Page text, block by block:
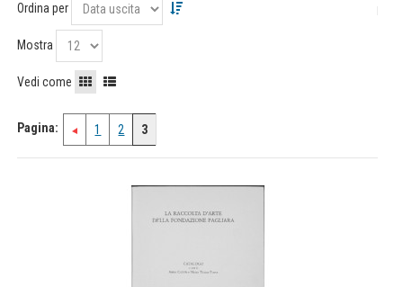
Ordina per
Mostra
Vedi come
Pagina: 1 2 3